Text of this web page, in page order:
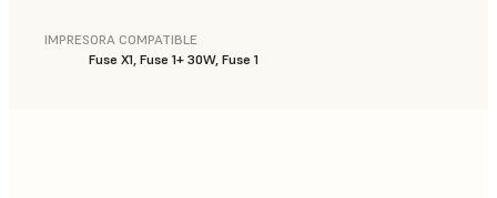
IMPRESORA COMPATIBLE
Fuse X1, Fuse 1+ 30W, Fuse 1